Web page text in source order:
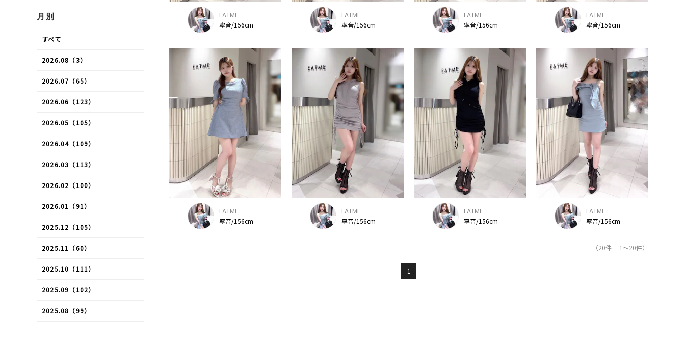
EATME
寧音/156cm
EATME
寧音/156cm
EATME
寧音/156cm
EATME
寧音/156cm
EATME
寧音/156cm
EATME
寧音/156cm
EATME
寧音/156cm
EATME
寧音/156cm
（20件｜ 1～20件）
1
月別
すべて
2026.08（3）
2026.07（65）
2026.06（123）
2026.05（105）
2026.04（109）
2026.03（113）
2026.02（100）
2026.01（91）
2025.12（105）
2025.11（60）
2025.10（111）
2025.09（102）
2025.08（99）